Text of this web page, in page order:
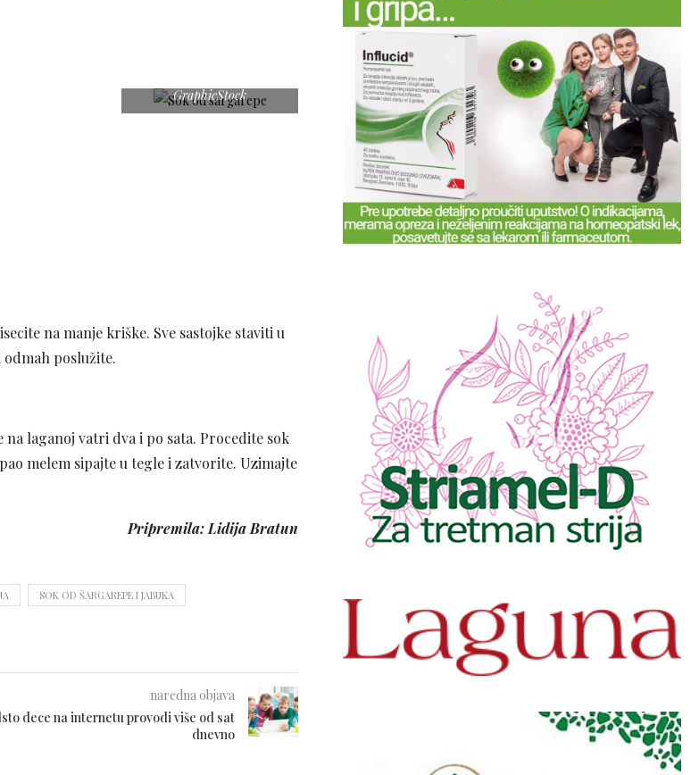
GraphicStock
na manje kriške. Sve sastojke staviti u
odmah poslužite.
laganoj vatri dva i po sata. Procedite sok
melem sipajte u tegle i zatvorite. Uzimajte
Pripremila: Lidija Bratun
SOK OD ŠARGAREPE I JABUKA
naredna objava
dece na internetu provodi više od sat
dnevno